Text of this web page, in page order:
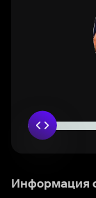
Информация